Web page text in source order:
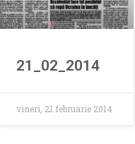
21_02_2014
vineri, 21 februarie 2014